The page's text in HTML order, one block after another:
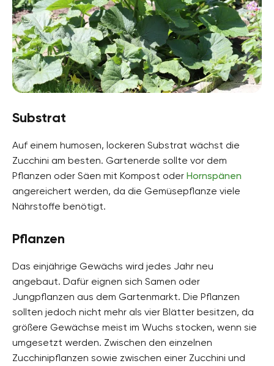
Substrat
Auf einem humosen, lockeren Substrat wächst die
Zucchini am besten. Gartenerde sollte vor dem
Pflanzen oder Säen mit Kompost oder Hornspänen
angereichert werden, da die Gemüsepflanze viele
Nährstoffe benötigt.
Pflanzen
Das einjährige Gewächs wird jedes Jahr neu
angebaut. Dafür eignen sich Samen oder
Jungpflanzen aus dem Gartenmarkt. Die Pflanzen
sollten jedoch nicht mehr als vier Blätter besitzen, da
größere Gewächse meist im Wuchs stocken, wenn sie
umgesetzt werden. Zwischen den einzelnen
Zucchinipflanzen sowie zwischen einer Zucchini und